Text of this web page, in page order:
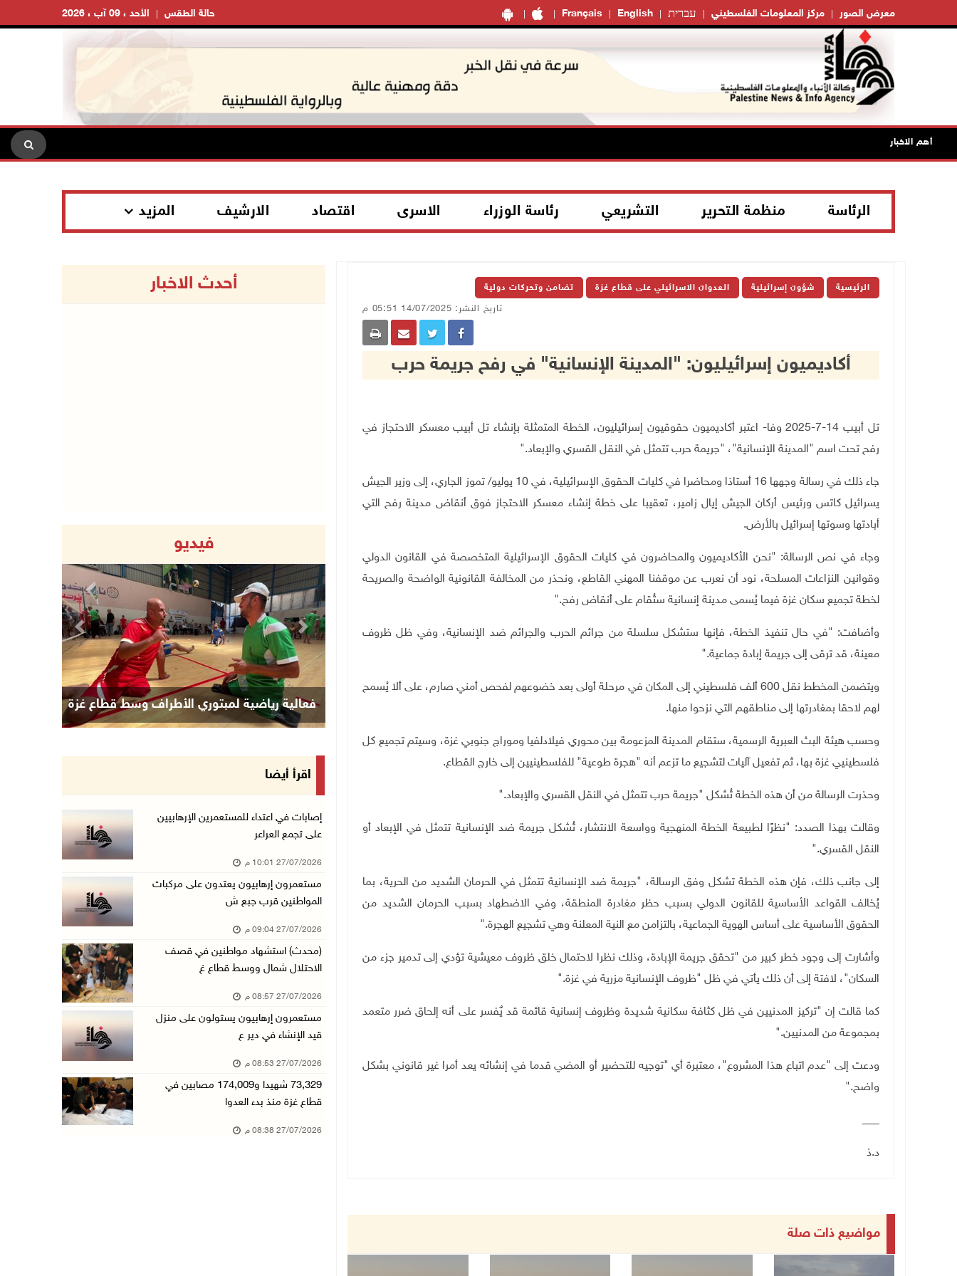
Français English עברית مركز المعلومات الفلسطيني معرض الصور الأحد ، 09 آب ، 2026 حالة الطقس
أهم الاخبار
الرئاسة منظمة التحرير التشريعي رئاسة الوزراء الاسرى اقتصاد الارشيف المزيد
الرئيسية شؤون إسرائيلية العدوان الاسرائيلي على قطاع غزة تضامن وتحركات دولية
تاريخ النشر: 14/07/2025 05:51 م
أكاديميون إسرائيليون: "المدينة الإنسانية" في رفح جريمة حرب
تل أبيب 14-7-2025 وفا- اعتبر أكاديميون حقوقيون إسرائيليون، الخطة المتمثلة بإنشاء تل أبيب معسكر الاحتجاز في
رفح تحت اسم "المدينة الإنسانية"، "جريمة حرب تتمثل في النقل القسري والإبعاد".
جاء ذلك في رسالة وجهها 16 أستاذا ومحاضرا في كليات الحقوق الإسرائيلية، في 10 يوليو/ تموز الجاري، إلى وزير الجيش
يسرائيل كاتس ورئيس أركان الجيش إيال زامير، تعقيبا على خطة إنشاء معسكر الاحتجاز فوق أنقاض مدينة رفح التي
أبادتها وسوتها إسرائيل بالأرض.
وجاء في نص الرسالة: "نحن الأكاديميون والمحاضرون في كليات الحقوق الإسرائيلية المتخصصة في القانون الدولي
وقوانين النزاعات المسلحة، نود أن نعرب عن موقفنا المهني القاطع، ونحذر من المخالفة القانونية الواضحة والصريحة
لخطة تجميع سكان غزة فيما يُسمى مدينة إنسانية ستُقام على أنقاض رفح".
وأضافت: "في حال تنفيذ الخطة، فإنها ستشكل سلسلة من جرائم الحرب والجرائم ضد الإنسانية، وفي ظل ظروف
معينة، قد ترقى إلى جريمة إبادة جماعية".
ويتضمن المخطط نقل 600 ألف فلسطيني إلى المكان في مرحلة أولى بعد خضوعهم لفحص أمني صارم، على ألا يُسمح
لهم لاحقا بمغادرتها إلى مناطقهم التي نزحوا منها.
وحسب هيئة البث العبرية الرسمية، ستقام المدينة المزعومة بين محوري فيلادلفيا وموراج جنوبي غزة، وسيتم تجميع كل
فلسطينيي غزة بها، ثم تفعيل آليات لتشجيع ما تزعم أنه "هجرة طوعية" للفلسطينيين إلى خارج القطاع.
وحذرت الرسالة من أن هذه الخطة تُشكل "جريمة حرب تتمثل في النقل القسري والإبعاد".
وقالت بهذا الصدد: "نظرًا لطبيعة الخطة المنهجية وواسعة الانتشار، تُشكل جريمة ضد الإنسانية تتمثل في الإبعاد أو
النقل القسري".
إلى جانب ذلك، فإن هذه الخطة تشكل وفق الرسالة، "جريمة ضد الإنسانية تتمثل في الحرمان الشديد من الحرية، بما
يُخالف القواعد الأساسية للقانون الدولي بسبب حظر مغادرة المنطقة، وفي الاضطهاد بسبب الحرمان الشديد من
الحقوق الأساسية على أساس الهوية الجماعية، بالتزامن مع النية المعلنة وهي تشجيع الهجرة".
وأشارت إلى وجود خطر كبير من "تحقق جريمة الإبادة، وذلك نظرا لاحتمال خلق ظروف معيشية تؤدي إلى تدمير جزء من
السكان"، لافتة إلى أن ذلك يأتي في ظل "ظروف الإنسانية مزرية في غزة".
كما قالت إن "تركيز المدنيين في ظل كثافة سكانية شديدة وظروف إنسانية قائمة قد يٌفسر على أنه إلحاق ضرر متعمد
بمجموعة من المدنيين".
ودعت إلى "عدم اتباع هذا المشروع"، معتبرة أي "توجيه للتحضير أو المضي قدما في إنشائه يعد أمرا غير قانوني بشكل
واضح".
___
د.ذ
مواضيع ذات صلة
أحدث الاخبار
فيديو
فعالية رياضية لمبتوري الأطراف وسط قطاع غزة
Previous Next
اقرأ أيضا
إصابات في اعتداء للمستعمرين الإرهابيين
على تجمع العراعر
27/07/2026 10:01 م
مستعمرون إرهابيون يعتدون على مركبات
المواطنين قرب جبع ش
27/07/2026 09:04 م
(محدث) استشهاد مواطنين في قصف
الاحتلال شمال ووسط قطاع غ
27/07/2026 08:57 م
مستعمرون إرهابيون يستولون على منزل
قيد الإنشاء في دير ع
27/07/2026 08:53 م
73,329 شهيدا و174,009 مصابين في
قطاع غزة منذ بدء العدوا
27/07/2026 08:38 م